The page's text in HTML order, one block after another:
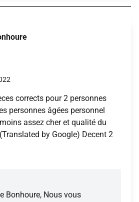
corrects pour 2 personnes
personnes âgées personnel
assez cher et qualité du
by Google) Decent 2
Bonhoure, Nous vous